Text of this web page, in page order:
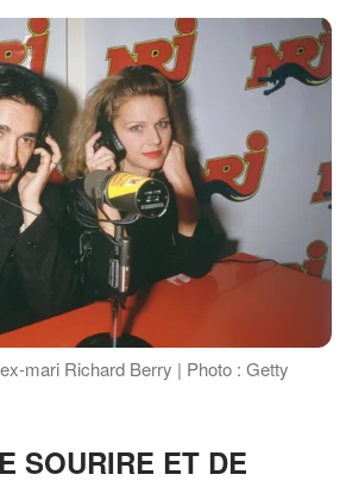
mari Richard Berry | Photo : Getty
SOURIRE ET DE